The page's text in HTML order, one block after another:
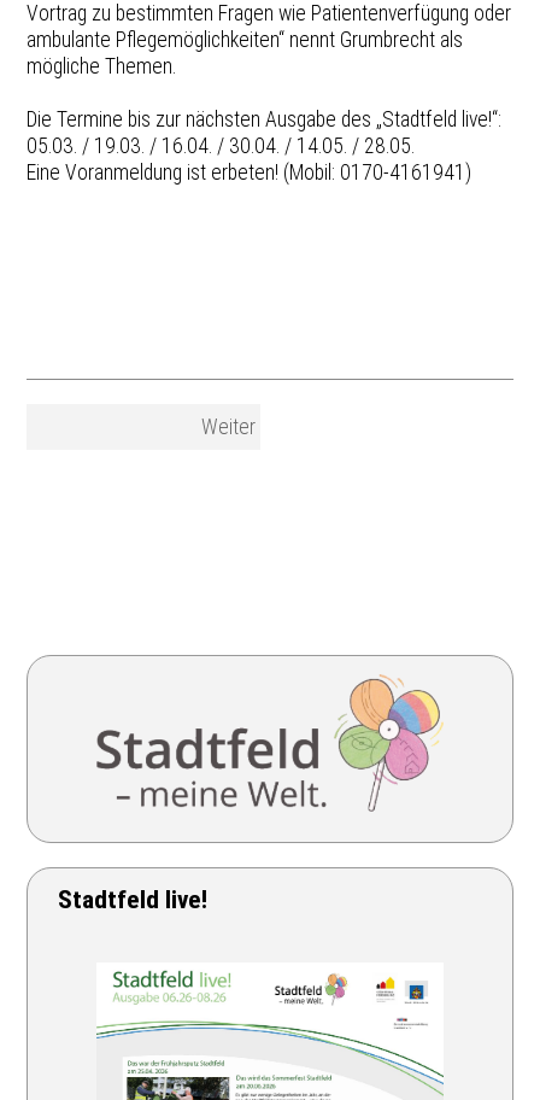
Vortrag zu bestimmten Fragen wie Patientenverfügung oder
ambulante Pflegemöglichkeiten“ nennt Grumbrecht als
mögliche Themen.
Die Termine bis zur nächsten Ausgabe des „Stadtfeld live!“:
05.03. / 19.03. / 16.04. / 30.04. / 14.05. / 28.05.
Eine Voranmeldung ist erbeten! (Mobil: 0170-4161941)
Weiter
Stadtfeld live!